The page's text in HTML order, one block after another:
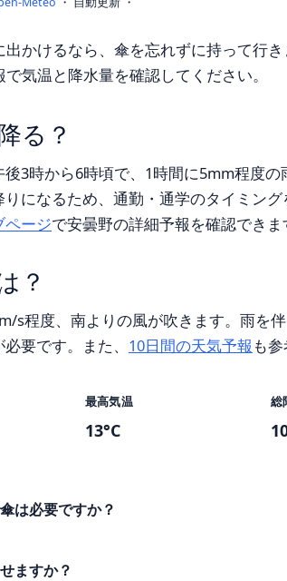
かけるなら、傘を忘れずに持って行
気温と降水量を確認してください。
る？
3時から6時頃で、1時間に5mm程度の
になるため、通勤・通学のタイミング
ページで安曇野の詳細予報を確認できま
？
s程度、南よりの風が吹きます。雨を
要です。また、 10日間の天気予報 も
最高気温
13°C
総
は必要ですか？
ますか？